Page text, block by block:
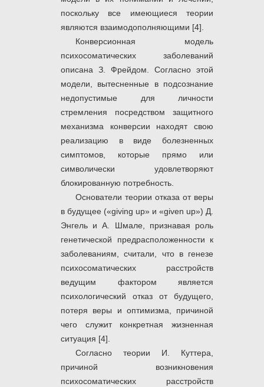
поскольку все имеющиеся теории
являются взаимодополняющими [4].
Конверсионная модель
психосоматических заболеваний
описана З. Фрейдом. Согласно этой
модели, вытесненные в подсознание
недопустимые для личности
стремления посредством защитного
механизма конверсии находят свою
реализацию в виде болезненных
симптомов, которые прямо или
символически удовлетворяют
блокированную потребность.
Основатели теории отказа от веры
в будущее («giving up» и «given up») Д.
Энгель и А. Шмале, признавая роль
генетической предрасположенности к
заболеваниям, считали, что в генезе
психосоматических расстройств
ведущим фактором является
психологический отказ от будущего,
потеря веры и оптимизма, причиной
чего служит конкретная жизненная
ситуация [4].
Согласно теории И. Куттера,
причиной возникновения
психосоматических расстройств